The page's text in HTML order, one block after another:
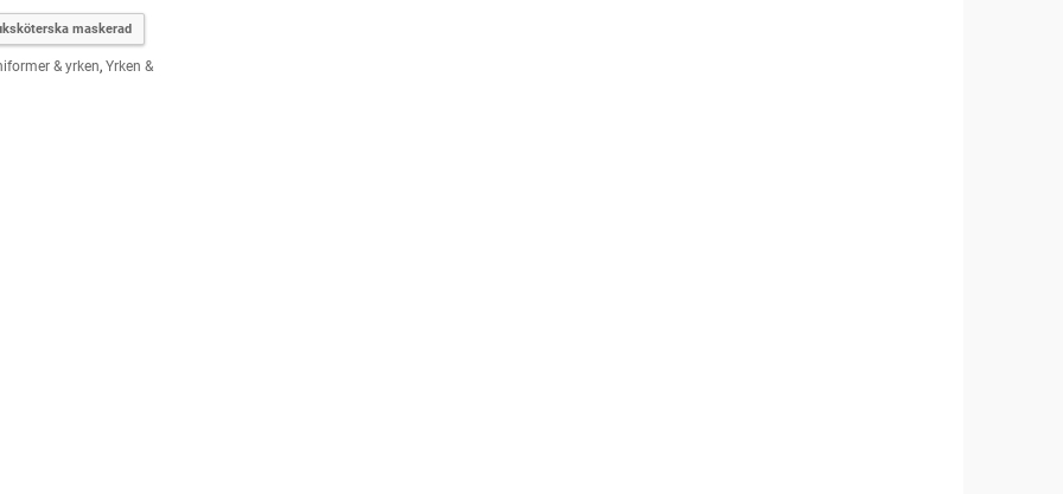
maskerad
& yrken, Yrken &